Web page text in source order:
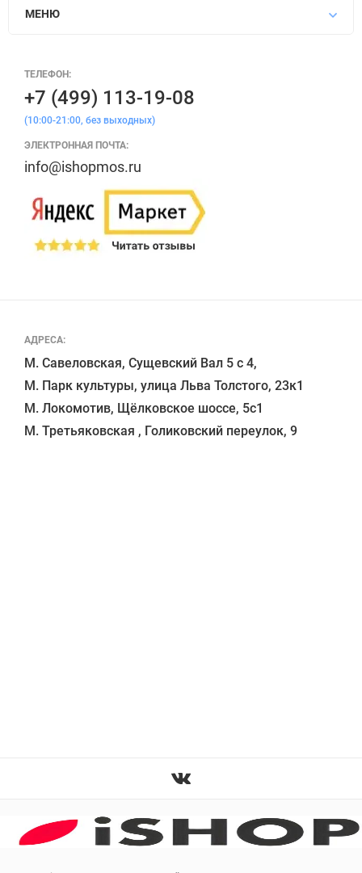
МЕНЮ
АДРЕСА:
М. Савеловская, Сущевский Вал 5 с 4,
М. Парк культуры, улица Льва Толстого, 23к1
М. Локомотив, Щёлковское шоссе, 5с1
ТЕЛЕФОН:
+7 (499) 113-19-08
(10:00-21:00, без выходных)
ЭЛЕКТРОННАЯ ПОЧТА:
info@ishopmos.ru